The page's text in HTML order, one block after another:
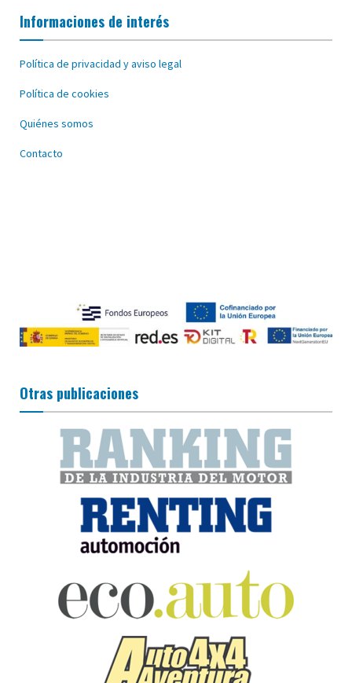
Informaciones de interés
Política de privacidad y aviso legal
Política de cookies
Quiénes somos
Contacto
Otras publicaciones